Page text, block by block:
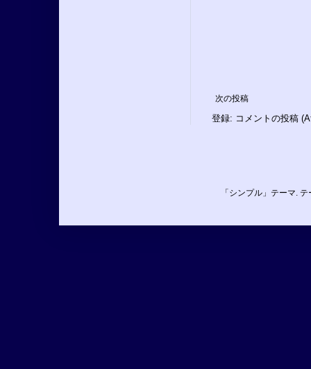
次の投稿
登録: コメントの投稿
「シンプル」テーマ.